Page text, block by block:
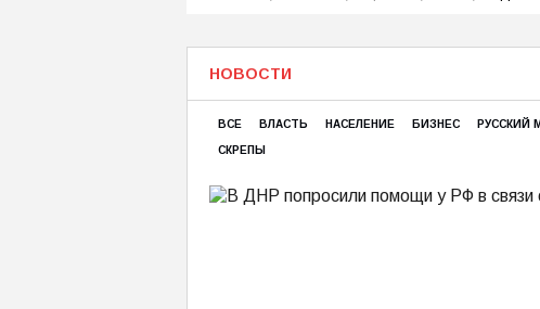
НОВОСТИ
ВСЕ ВЛАСТЬ НАСЕЛЕНИЕ БИЗНЕС РУССКИЙ
СКРЕПЫ